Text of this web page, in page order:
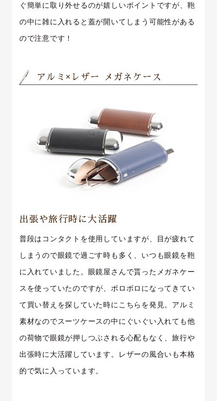
ぐ簡単に取り外せるのが嬉しいポイントですが、鞄
の中に雑に入れると蓋が開いてしまう可能性がある
ので注意です！
アルミ×レザー メガネケース
出張や旅行時に大活躍
普段はコンタクトを使用していますが、目が疲れて
しまうので眼鏡で過ごす時も多く、いつも眼鏡を鞄
に入れていました。眼鏡屋さんで貰ったメガネケー
スを使っていたのですが、ボロボロになってきてい
て買い替えを探していた時にこちらを発見。アルミ
素材なのでスーツケースの中にぐいぐい入れても他
の荷物で眼鏡が押しつぶされる心配もなく、旅行や
出張時に大活躍しています。レザーの風合いも本格
的で気に入っています。